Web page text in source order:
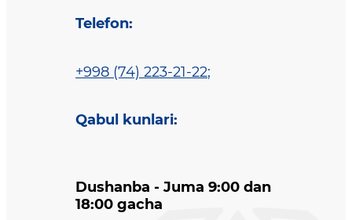
Telefon:
+998 (74) 223-21-22;
Qabul kunlari:
Dushanba - Juma 9:00 dan
18:00 gacha